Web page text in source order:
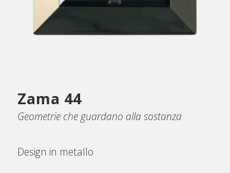
Zama 44
Geometrie che guardano alla sostanza
Design in metallo